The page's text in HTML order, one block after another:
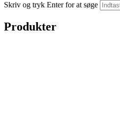
Skriv og tryk Enter for at søge
Produkter